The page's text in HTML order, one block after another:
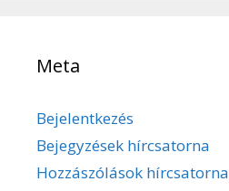
Meta
Bejelentkezés
Bejegyzések hírcsatorna
Hozzászólások hírcsatorna